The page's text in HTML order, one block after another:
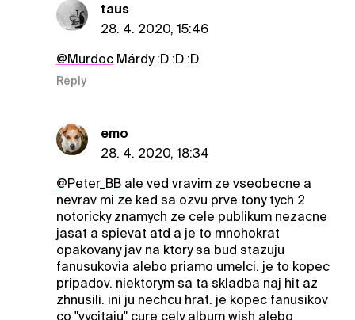
taus
28. 4. 2020, 15:46
@MurdocMárdy :D :D :D
Reply
emo
28. 4. 2020, 18:34
@Peter_BBale ved vravim ze vseobecne a
nevrav mi ze ked sa ozvu prve tony tych 2
notoricky znamych ze cele publikum nezacne
jasat a spievat atd a je to mnohokrat
opakovany jav na ktory sa bud stazuju
fanusukovia alebo priamo umelci. je to kopec
pripadov. niektorym sa ta skladba naj hit az
zhnusili. ini ju nechcu hrat. je kopec fanusikov
co "vycitaju" cure cely album wish alebo